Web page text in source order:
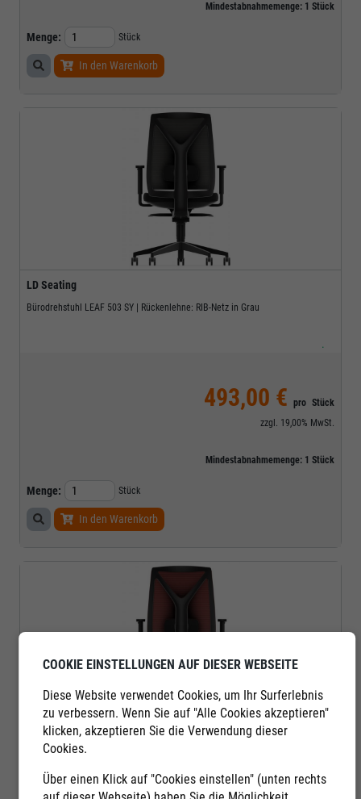
Mindestabnahmemenge: 1 Stück
Menge: Stück
In den Warenkorb
LD Seating
Bürodrehstuhl LEAF 503 SY | Rückenlehne: RIB-Netz in Grau
.
493,00 € pro Stück
zzgl. 19,00% MwSt.
Mindestabnahmemenge: 1 Stück
Menge: Stück
In den Warenkorb
LD Seating
COOKIE EINSTELLUNGEN AUF DIESER WEBSEITE
Diese Website verwendet Cookies, um Ihr Surferlebnis
zu verbessern. Wenn Sie auf "Alle Cookies akzeptieren"
klicken, akzeptieren Sie die Verwendung dieser
Cookies.
Über einen Klick auf "Cookies einstellen" (unten rechts